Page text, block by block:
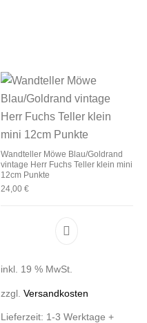
Wandteller Möwe Blau/Goldrand
vintage Herr Fuchs Teller klein mini
12cm Punkte
24,00 €
inkl. 19 % MwSt.
zzgl. Versandkosten
Lieferzeit: 1-3 Werktage +